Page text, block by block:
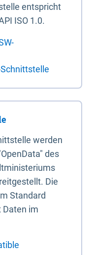
entspricht
ISO 1.0.
werden
des
Die
Standard
Daten im